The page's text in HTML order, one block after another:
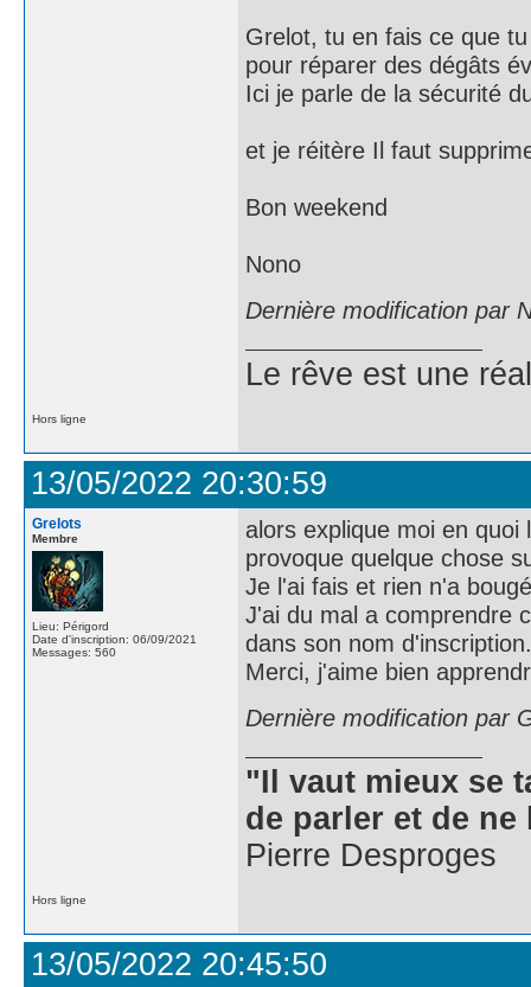
Grelot, tu en fais ce que
pour réparer des dégâts
Ici je parle de la sécurité
et je réitère Il faut
Bon weekend
Nono
Dernière modification par
Le rêve est une
Hors ligne
13/05/2022 20:30:59
Grelots
Membre
Lieu: Périgord
Date d'inscription: 06/09/2021
Messages: 560
alors explique moi en
provoque quelque chose
Je l'ai fais et rien n'a
J'ai du mal a comprendre
dans son nom
Merci, j'aime bien
Dernière modification par
"Il vaut mieux se
de parler et de
Pierre Desproges
Hors ligne
13/05/2022 20:45:50